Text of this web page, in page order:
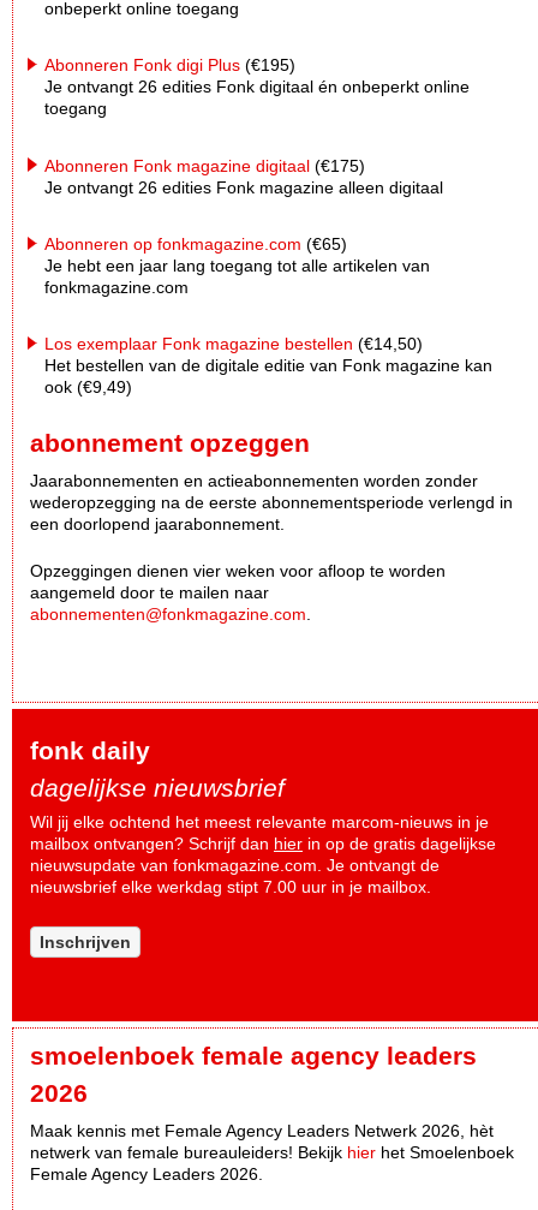
onbeperkt online toegang
Abonneren Fonk digi Plus (€195)
Je ontvangt 26 edities Fonk digitaal én onbeperkt online
toegang
Abonneren Fonk magazine digitaal (€175)
Je ontvangt 26 edities Fonk magazine alleen digitaal
Abonneren op fonkmagazine.com (€65)
Je hebt een jaar lang toegang tot alle artikelen van
fonkmagazine.com
Los exemplaar Fonk magazine bestellen (€14,50)
Het bestellen van de digitale editie van Fonk magazine kan
ook (€9,49)
abonnement opzeggen
Jaarabonnementen en actieabonnementen worden zonder
wederopzegging na de eerste abonnementsperiode verlengd in
een doorlopend jaarabonnement.
Opzeggingen dienen vier weken voor afloop te worden
aangemeld door te mailen naar
abonnementen@fonkmagazine.com
fonk daily
dagelijkse nieuwsbrief
Wil jij elke ochtend het meest relevante marcom-nieuws in je
mailbox ontvangen? Schrijf dan hier in op de gratis dagelijkse
nieuwsupdate van fonkmagazine.com. Je ontvangt de
nieuwsbrief elke werkdag stipt 7.00 uur in je mailbox.
Inschrijven
smoelenboek female agency leaders
2026
Maak kennis met Female Agency Leaders Netwerk 2026, hèt
netwerk van female bureauleiders! Bekijk hier het Smoelenboek
Female Agency Leaders 2026.